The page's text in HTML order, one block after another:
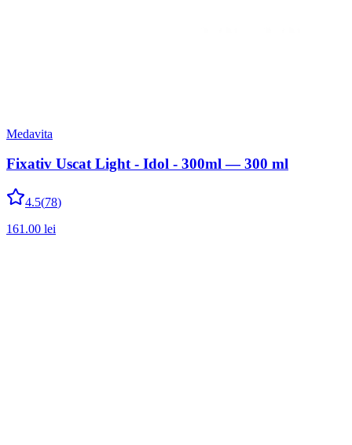
Medavita
Fixativ Uscat Light - Idol - 300ml — 300 ml
4.5(78)
161.00 lei